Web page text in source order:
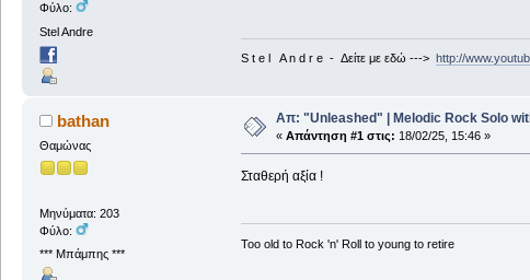
Φύλο:
Stel Andre
S t e l A n d r e - Δείτε με εδώ ---> http://
bathan
Θαμώνας
Μηνύματα: 203
Φύλο:
*** Μπάμπης ***
Απ: "Unleashed" | Melodic Rock Solo
« Απάντηση #1 στις: 18/02/25, 15:46 »
Σταθερή αξία !
Too old to Rock 'n' Roll to young to retire